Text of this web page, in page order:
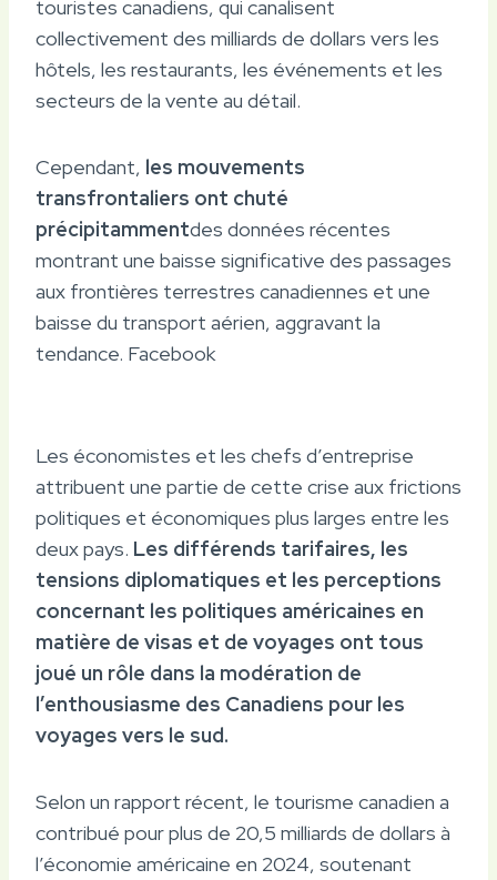
touristes canadiens, qui canalisent
collectivement des milliards de dollars vers les
hôtels, les restaurants, les événements et les
secteurs de la vente au détail.
Cependant, les mouvements
transfrontaliers ont chuté
précipitammentdes données récentes
montrant une baisse significative des passages
aux frontières terrestres canadiennes et une
baisse du transport aérien, aggravant la
tendance. Facebook
Les économistes et les chefs d’entreprise
attribuent une partie de cette crise aux frictions
politiques et économiques plus larges entre les
deux pays. Les différends tarifaires, les
tensions diplomatiques et les perceptions
concernant les politiques américaines en
matière de visas et de voyages ont tous
joué un rôle dans la modération de
l’enthousiasme des Canadiens pour les
voyages vers le sud.
Selon un rapport récent, le tourisme canadien a
contribué pour plus de 20,5 milliards de dollars à
l’économie américaine en 2024, soutenant